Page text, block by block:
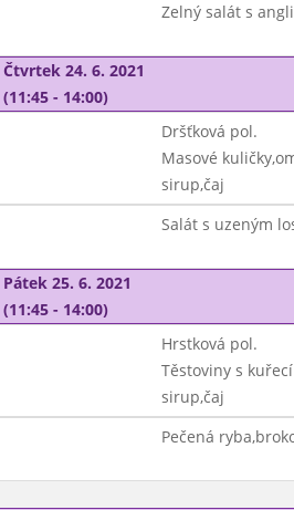
Zelný salát s
Čtvrtek 24. 6. 2021
(11:45 - 14:00)
Dršťková pol.
Masové
sirup,čaj
Salát s uzeným
Pátek 25. 6. 2021
(11:45 - 14:00)
Hrstková pol.
Těstoviny s
sirup,čaj
Pečená